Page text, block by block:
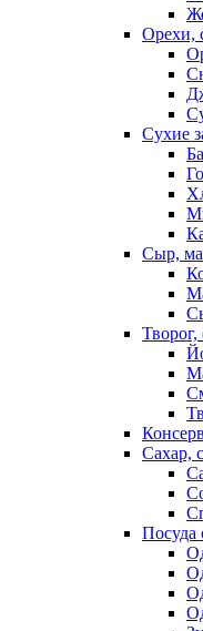
Орехи,
Сухие
Сыр,
Сахар,
Посуда